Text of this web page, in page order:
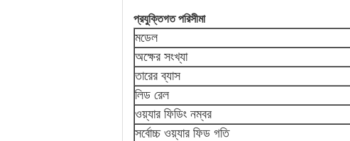
প্রযুক্তিগত পরিসীমা
মডেল
অক্ষের সংখ্যা
তারের ব্যাস
লিড রেল
ওয়্যার ফিডিং নম্বর
সর্বোচ্চ ওয়্যার ফিড গতি